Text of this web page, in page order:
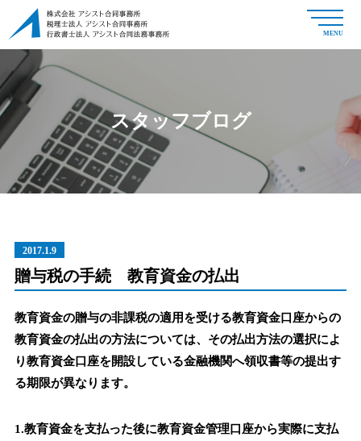
MENU
スタッフブログ
2017.1.9
贈与税の手続 教育資金の払出
教育資金の贈与の非課税の適用を受ける教育資金口座からの
教育資金の払出の方法については、その払出方法の選択によ
り教育資金口座を開設している金融機関へ領収書等の提出す
る期限が異なります。
1.教育資金を支払った後に教育資金管理口座から実際に支払